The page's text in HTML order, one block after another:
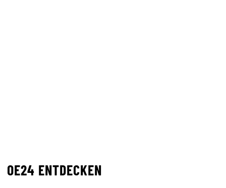
OE24 ENTDECKEN